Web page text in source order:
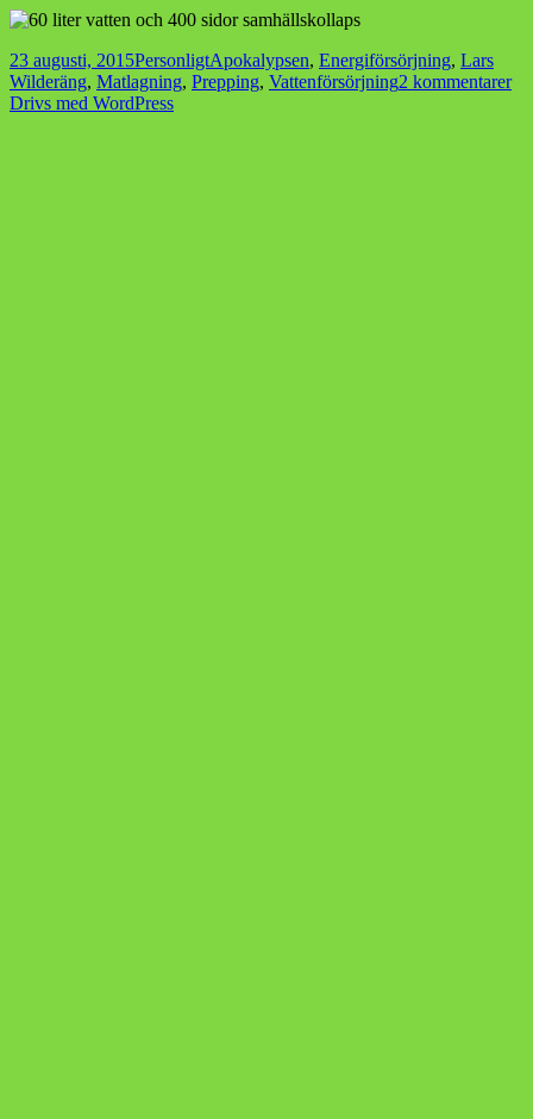
Postat
23 augusti, 2015Kategorier
PersonligtTaggar
Apokalypsen, Energiförsörjning, Lars
Wilderäng, Matlagning, Prepping, Vattenförsörjning2 kommentarertill
Drivs med WordPress